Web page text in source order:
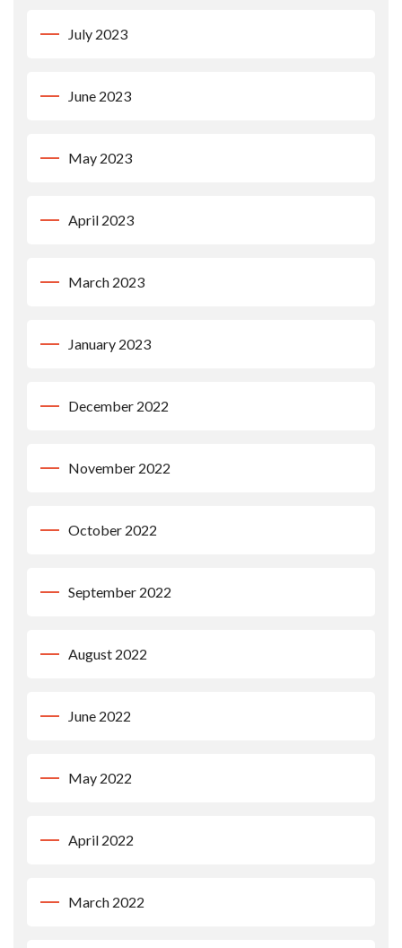
July 2023
June 2023
May 2023
April 2023
March 2023
January 2023
December 2022
November 2022
October 2022
September 2022
August 2022
June 2022
May 2022
April 2022
March 2022